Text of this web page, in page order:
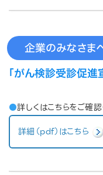
企業のみなさま
「がん検診受診促
●詳しくはこちらをご確
詳細（pdf）はこちら